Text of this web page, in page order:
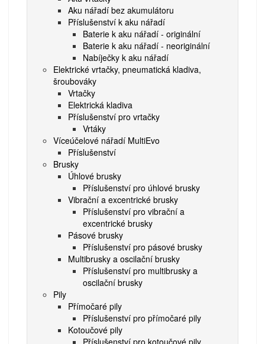
Aku nářadí bez akumulátoru
Příslušenství k aku nářadí
Baterie k aku nářadí - originální
Baterie k aku nářadí - neoriginální
Nabíječky k aku nářadí
Elektrické vrtačky, pneumatická kladiva,
šroubováky
Vrtačky
Elektrická kladiva
Příslušenství pro vrtačky
Vrtáky
Víceúčelové nářadí MultiEvo
Příslušenství
Brusky
Úhlové brusky
Příslušenství pro úhlové brusky
Vibrační a excentrické brusky
Příslušenství pro vibrační a
excentrické brusky
Pásové brusky
Příslušenství pro pásové brusky
Multibrusky a oscilační brusky
Příslušenství pro multibrusky a
oscilační brusky
Pily
Přímočaré pily
Příslušenství pro přímočaré pily
Kotoučové pily
Příslušenství pro kotoučové pily